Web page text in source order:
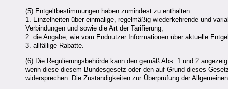
(5) Entgeltbestimmungen haben zumindest zu enthalten:
1. Einzelheiten über einmalige, regelmäßig wiederkehrende und
Verbindungen und sowie die Art der Tarifierung,
2. die Angabe, wie vom Endnutzer Informationen über aktuelle
3. allfällige Rabatte.
(6) Die Regulierungsbehörde kann den gemäß Abs. 1 und 2
wenn diese diesem Bundesgesetz oder den auf Grund dieses
widersprechen. Die Zuständigkeiten zur Überprüfung der